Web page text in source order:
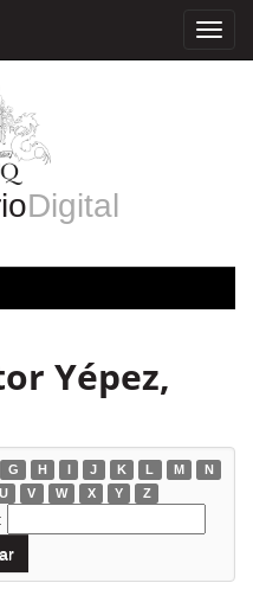
Digital
Yépez,
G H I J K L M
N
U V W X Y Z